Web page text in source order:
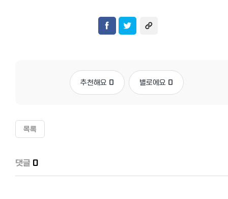
추천해요 0 별로에요 0
목록
댓글 0